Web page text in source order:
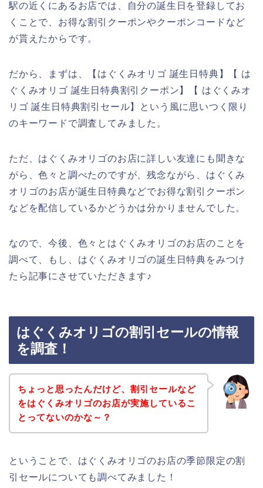
駅の近くにあるお店では、自分の誕生日を登録してお
くことで、お得な割引クーポンやクーポンコードなど
が貰えたからです。
だから、まずは、【はぐくみオリゴ 誕生日特典】【 は
ぐくみオリゴ 誕生日特典割引クーポン】【 はぐくみオ
リゴ 誕生日特典割引セール】という風に思いつく限り
のキーワードで調査してみました。
ただ、はぐくみオリゴのお店に詳しい友達にも聞きな
がら、色々と調べたのですが、残念ながら、はぐくみ
オリゴのお店が誕生日特典などでお得な割引クーポン
などを配信しているかどうかは分かりませんでした。
なので、今後、色々とはぐくみオリゴのお店のことを
調べて、もし、はぐくみオリゴの誕生日特典をみつけ
たら記事にさせていただきます♪
はぐくみオリゴの割引セールの情報
を調査！
ちょっと思ったんだけど、割引セールなど
をはぐくみオリゴのお店が実施しているこ
とってないのかな～？
ということで、はぐくみオリゴのお店の季節限定の割
引セールについても調べてみました！